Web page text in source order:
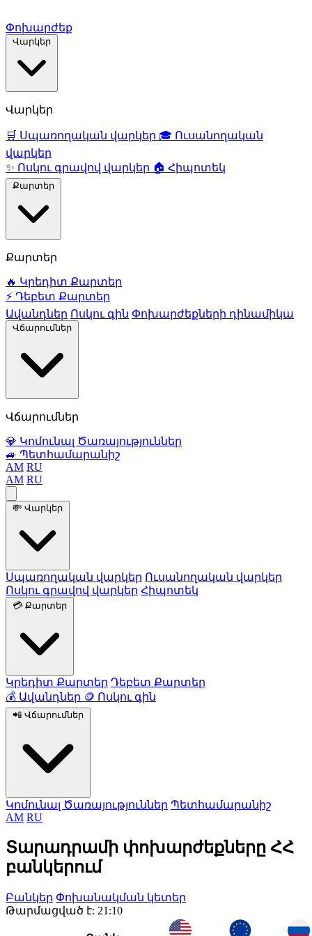
Փոխարժեք
Վարկեր
Վարկեր
🛒 Սպառողական վարկեր 🎓 Ուսանողական
վարկեր
✨ Ոսկու գրավով վարկեր 🏠 Հիպոտեկ
Քարտեր
Քարտեր
🔥 Կրեդիտ Քարտեր
⚡ Դեբետ Քարտեր
Ավանդներ Ոսկու գին Փոխարժեքների դինամիկա
Վճարումներ
Վճարումներ
💎 Կոմունալ Ծառայություններ
🚙 Պետհամարանիշ
AM RU
AM RU
💸 Վարկեր
Սպառողական վարկեր Ուսանողական վարկեր
Ոսկու գրավով վարկեր Հիպոտեկ
💳 Քարտեր
Կրեդիտ Քարտեր Դեբետ Քարտեր
💰 Ավանդներ 🪙 Ոսկու գին
📲 Վճարումներ
Կոմունալ Ծառայություններ Պետհամարանիշ
AM RU
Տարադրամի փոխարժեքները ՀՀ
բանկերում
Բանկեր Փոխանակման կետեր
Թարմացված է: 21:10